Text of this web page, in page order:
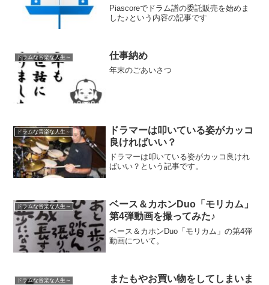
Piascoreでドラム譜の委託販売を始めま
した♪という内容の記事です
ドラムな音楽な人生～ 仕事納め
年末のごあいさつ
ドラムな音楽な人生～
ドラマーは叩いている姿がカッコ
良ければいい？
ドラマーは叩いている姿がカッコ良けれ
ばいい？という記事です。
ドラムな音楽な人生～
ベース＆カホンDuo「モリカム」
第4弾動画を撮ってみた♪
ベース＆カホンDuo「モリカム」の第4弾
動画について。
ドラムな音楽な人生～
またもやお買い物をしてしまいま